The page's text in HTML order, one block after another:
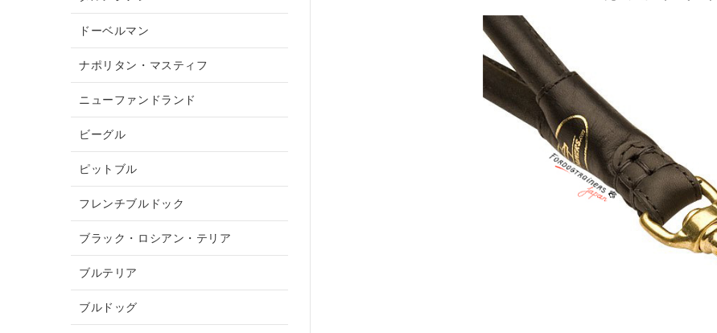
ドーベルマン
ナポリタン・マスティフ
ニューファンドランド
ビーグル
ピットブル
フレンチブルドック
ブラック・ロシアン・テリア
ブルテリア
ブルドッグ